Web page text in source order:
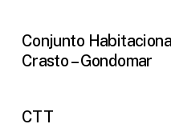
Conjunto
Crasto – Gondomar
CTT